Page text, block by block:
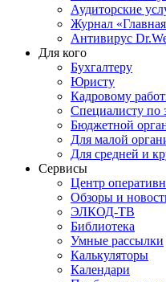
Аудиторские
Журнал
Антивирус
Для кого
Бухгалтеру
Юристу
Кадровому
Специалисту по
Бюджетной
Для малой
Для средней и
Сервисы
Центр
Обзоры и
ЭЛКОД-ТВ
Библиотека
Умные рассылки
Калькуляторы
Календари